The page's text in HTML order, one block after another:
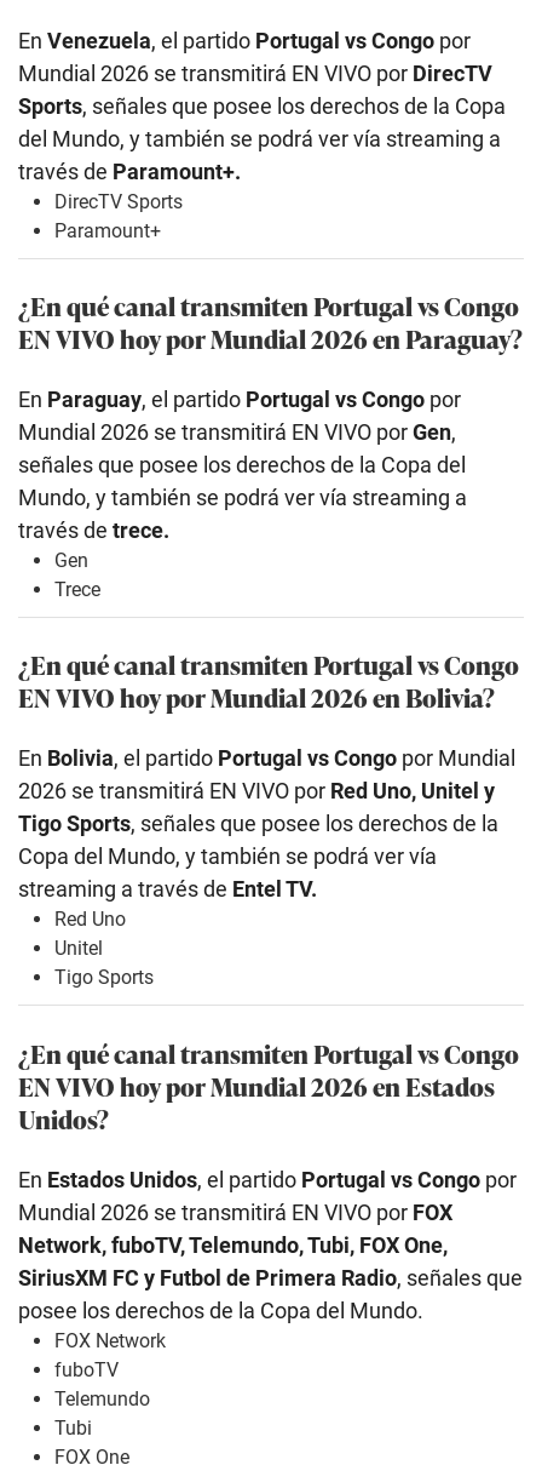
En Venezuela, el partido Portugal vs Congo por
Mundial 2026 se transmitirá EN VIVO por DirecTV
Sports, señales que posee los derechos de la Copa
del Mundo, y también se podrá ver vía streaming a
través de Paramount+.
DirecTV Sports
Paramount+
¿En qué canal transmiten Portugal vs Congo
EN VIVO hoy por Mundial 2026 en Paraguay?
En Paraguay, el partido Portugal vs Congo por
Mundial 2026 se transmitirá EN VIVO porGen,
señales que posee los derechos de la Copa del
Mundo, y también se podrá ver vía streaming a
través de trece.
Gen
Trece
¿En qué canal transmiten Portugal vs Congo
EN VIVO hoy por Mundial 2026 en Bolivia?
En Bolivia, el partido Portugal vs Congo por Mundial
2026 se transmitirá EN VIVO por Red Uno, Unitel y
Tigo Sports, señales que posee los derechos de la
Copa del Mundo, y también se podrá ver vía
streaming a través de Entel TV.
Red Uno
Unitel
Tigo Sports
¿En qué canal transmiten Portugal vs Congo
EN VIVO hoy por Mundial 2026 en Estados
Unidos?
En Estados Unidos, el partido Portugal vs Congo por
Mundial 2026 se transmitirá EN VIVO por FOX
Network, fuboTV, Telemundo, Tubi, FOX One,
SiriusXM FC y Futbol de Primera Radio, señales que
posee los derechos de la Copa del Mundo.
FOX Network
fuboTV
Telemundo
Tubi
FOX One